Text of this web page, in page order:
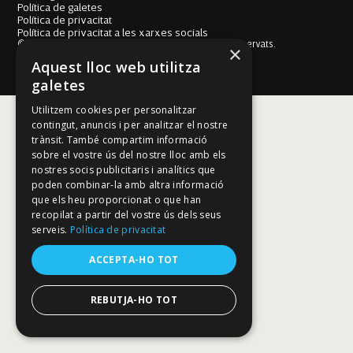
Política de galetes
Política de privacitat
Política de privacitat a les xarxes socials
© Fundació Mallorca Literària 2026. Tots els drets reservats.
Disseny i desenvolupament web BESTALDE STUDIO
×
Aquest lloc web utilitza
galetes
Utilitzem cookies per personalitzar
contingut, anuncis i per analitzar el nostre
trànsit. També compartim informació
sobre el vostre ús del nostre lloc amb els
nostres socis publicitaris i analítics que
poden combinar-la amb altra informació
que els heu proporcionat o que han
recopilat a partir del vostre ús dels seus
serveis. Política de privacitat
ACCEPTA-HO TOT
REBUTJA-HO TOT